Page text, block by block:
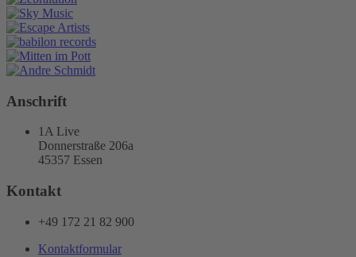
Anschrift
1A Live
Donnerstraße 206a
45357 Essen
Kontakt
+49 172 21 82 900
Kontaktformular